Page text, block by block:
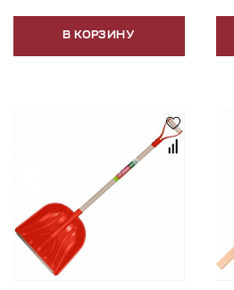
В КОРЗИНУ